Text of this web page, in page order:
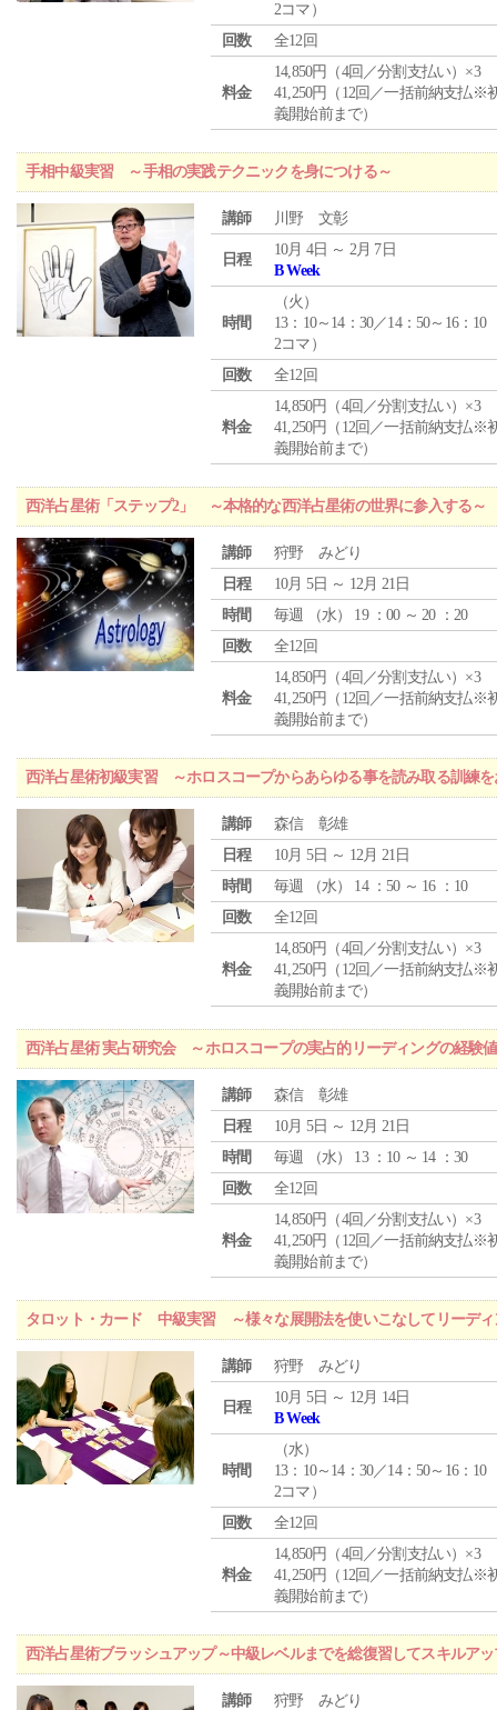
2コマ）
回数
全12回
料金
14,850円（4回／分割支払い）×3
41,250円（12回／一括前納支払※
義開始前まで）
手相中級実習 ～手相の実践テクニックを身につける～
講師 川野 文彰
日程
10月 4日 ～ 2月 7日
B Week
時間
（火 ）
13：10～14：30／14：50～16：10
2コマ）
回数
全12回
料金
14,850円（4回／分割支払い）×3
41,250円（12回／一括前納支払※
義開始前まで）
西洋占星術「ステップ2」 ～本格的な西洋占星術の世界に参入する～
講師
狩野 みどり
日程
10月 5日 ～ 12月 21日
時間
毎週 （水） 19 ：00 ～ 20 ：20
回数
全12回
料金
14,850円（4回／分割支払い）×3
41,250円（12回／一括前納支払※
義開始前まで）
西洋占星術初級実習 ～ホロスコープからあらゆる事を読み取る訓練を
講師
森信 彰雄
日程
10月 5日 ～ 12月 21日
時間
毎週 （水） 14 ：50 ～ 16 ：10
回数
全12回
料金
14,850円（4回／分割支払い）×3
41,250円（12回／一括前納支払※
義開始前まで）
西洋占星術 実占研究会 ～ホロスコープの実占的リーディングの経験
講師
森信 彰雄
日程
10月 5日 ～ 12月 21日
時間
毎週 （水） 13 ：10 ～ 14 ：30
回数
全12回
料金
14,850円（4回／分割支払い）×3
41,250円（12回／一括前納支払※
義開始前まで）
タロット・カード 中級実習 ～様々な展開法を使いこなしてリーディ
講師 狩野 みどり
日程
10月 5日 ～ 12月 14日
B Week
時間
（水）
13：10～14：30／14：50～16：10
2コマ）
回数
全12回
料金
14,850円（4回／分割支払い）×3
41,250円（12回／一括前納支払※
義開始前まで）
西洋占星術ブラッシュアップ～中級レベルまでを総復習してスキルア
講師 狩野 みどり